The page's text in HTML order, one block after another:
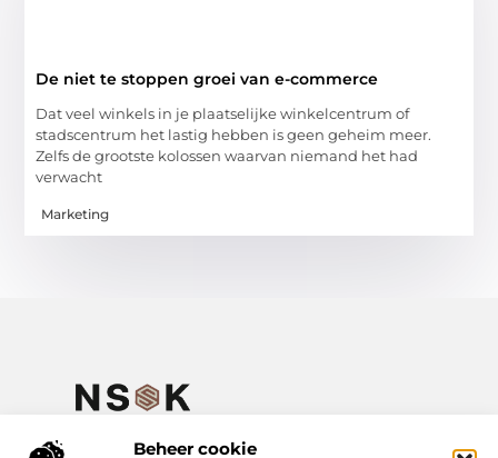
Beheer cookie
De niet te stoppen groei van e-commerce
Dat veel winkels in je plaatselijke winkelcentrum of
stadscentrum het lastig hebben is geen geheim meer.
Zelfs de grootste kolossen waarvan niemand het had
verwacht
Marketing
Verken een gevarieerd aanbod aan blogs en artikelen over het